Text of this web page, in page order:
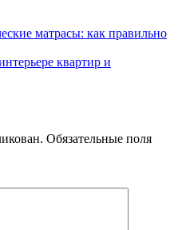
матрасы: как правильно
квартир и
Обязательные поля